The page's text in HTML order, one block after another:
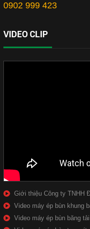
0902 999 423
VIDEO CLIP
Giới thiệu Công ty TNHH
Video máy ép bùn khung
Video máy ép bùn băng tải